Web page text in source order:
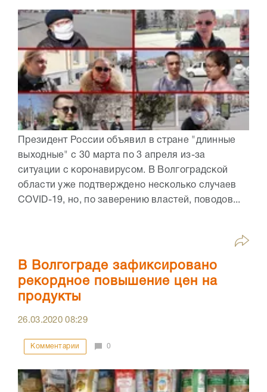
Президент России объявил в стране "длинные
выходные" с 30 марта по 3 апреля из-за
ситуации с коронавирусом. В Волгоградской
области уже подтверждено несколько случаев
COVID-19, но, по заверению властей, поводов...
В Волгограде зафиксировано
рекордное повышение цен на
продукты
26.03.202008:29
Комментарии 0